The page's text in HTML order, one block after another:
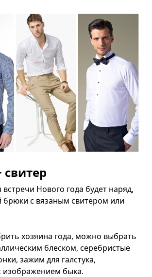
Нового года будет наряд,
с вязаным свитером или
хозяина года, можно выбрать
блеском, серебристые
зажим для галстука,
изображением быка.